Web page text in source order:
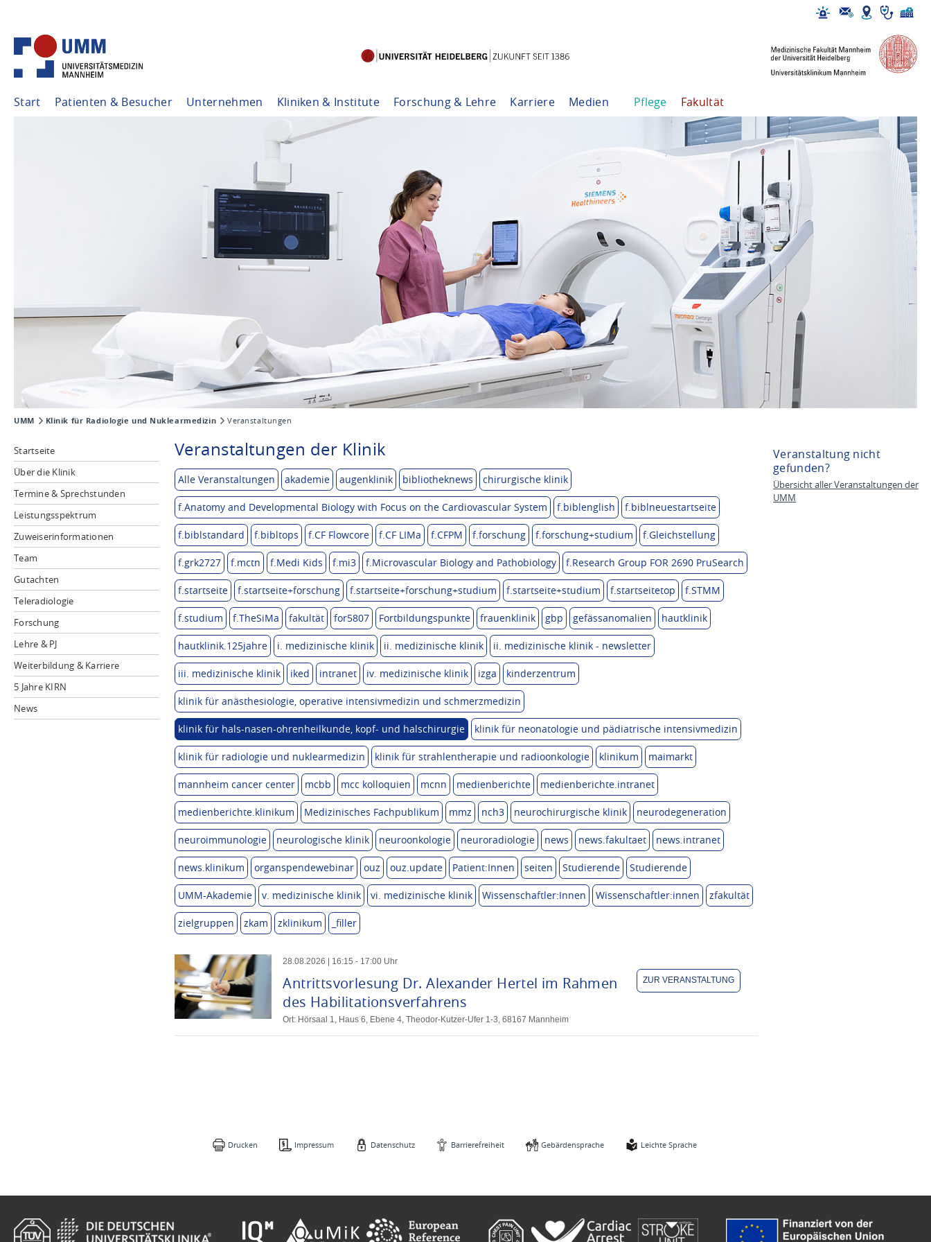
Start Patienten & Besucher Unternehmen Kliniken & Institute Forschung & Lehre Karriere Medien Pflege Fakultät
UMM Klinik für Radiologie und Nuklearmedizin Veranstaltungen
Startseite
Über die Klinik
Termine & Sprechstunden
Leistungsspektrum
Zuweiserinformationen
Team
Gutachten
Teleradiologie
Forschung
Lehre & PJ
Weiterbildung & Karriere
5 Jahre KIRN
News
Veranstaltungen der Klinik
Alle Veranstaltungen akademie augenklinik bibliotheknews chirurgische klinik
f.Anatomy and Developmental Biology with Focus on the Cardiovascular System f.biblenglish f.biblneuestartseite
f.biblstandard f.bibltops f.CF Flowcore f.CF LIMa f.CFPM f.forschung f.forschung+studium f.Gleichstellung
f.grk2727 f.mctn f.Medi Kids f.mi3 f.Microvascular Biology and Pathobiology f.Research Group FOR 2690 PruSearch
f.startseite f.startseite+forschung f.startseite+forschung+studium f.startseite+studium f.startseitetop f.STMM
f.studium f.TheSiMa fakultät for5807 Fortbildungspunkte frauenklinik gbp gefässanomalien hautklinik
hautklinik.125jahre i. medizinische klinik ii. medizinische klinik ii. medizinische klinik - newsletter
iii. medizinische klinik iked intranet iv. medizinische klinik izga kinderzentrum
klinik für anästhesiologie, operative intensivmedizin und schmerzmedizin
klinik für hals-nasen-ohrenheilkunde, kopf- und halschirurgie klinik für neonatologie und pädiatrische intensivmedizin
klinik für radiologie und nuklearmedizin klinik für strahlentherapie und radioonkologie klinikum maimarkt
mannheim cancer center mcbb mcc kolloquien mcnn medienberichte medienberichte.intranet
medienberichte.klinikum Medizinisches Fachpublikum mmz nch3 neurochirurgische klinik neurodegeneration
neuroimmunologie neurologische klinik neuroonkologie neuroradiologie news news.fakultaet news.intranet
news.klinikum organspendewebinar ouz ouz.update Patient:Innen seiten Studierende Studierende
UMM-Akademie v. medizinische klinik vi. medizinische klinik Wissenschaftler:Innen Wissenschaftler:innen zfakultät
zielgruppen zkam zklinikum _filler
28.08.2026 16:15 - 17:00 Uhr
Antrittsvorlesung Dr. Alexander Hertel im Rahmen
des Habilitationsverfahrens
Ort: Hörsaal 1, Haus 6, Ebene 4, Theodor-Kutzer-Ufer 1-3, 68167 Mannheim
ZUR VERANSTALTUNG
Veranstaltung nicht
gefunden?
Übersicht aller Veranstaltungen der
UMM
Drucken Impressum Datenschutz Barrierefreiheit Gebärdensprache Leichte Sprache